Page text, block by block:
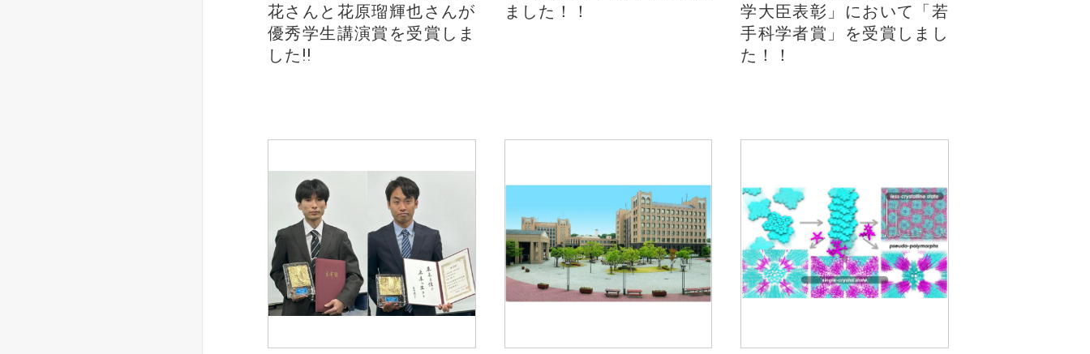
花さんと花原瑠輝也さんが
優秀学生講演賞を受賞しま
した!!
ました！！
学大臣表彰」において「若
手科学者賞」を受賞しまし
た！！